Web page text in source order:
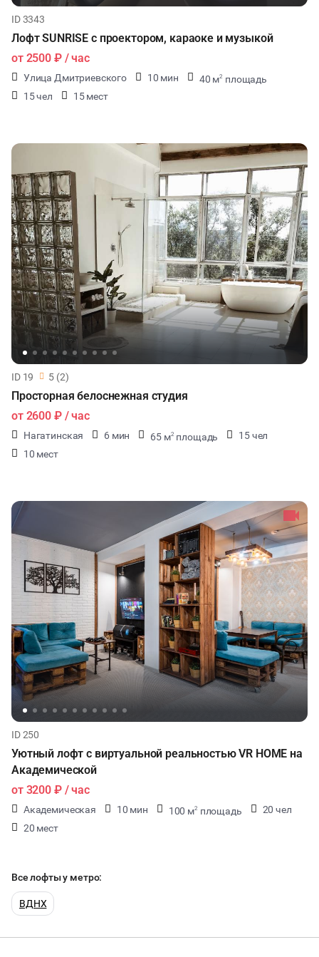
ID 3343
Лофт SUNRISE с проектором, караоке и музыкой
от 2500 ₽/ час
Улица Дмитриевского 10 мин 40 м2 площадь
15 чел
15 мест
ID 19 5 (2)
Просторная белоснежная студия
от 2600 ₽/ час
Нагатинская 6 мин 65 м2 площадь
15 чел
10 мест
ID 250
Уютный лофт с виртуальной реальностью VR HOME на
Академической
от 3200 ₽/ час
Академическая 10 мин 100 м2 площадь
20 чел
20 мест
Все лофты у метро:
ВДНХ